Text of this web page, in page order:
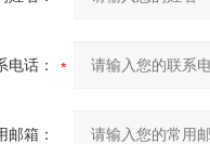
电话：
邮箱：